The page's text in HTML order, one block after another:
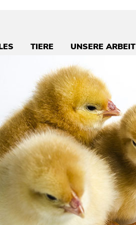
TIERE UNSERE ARBEIT